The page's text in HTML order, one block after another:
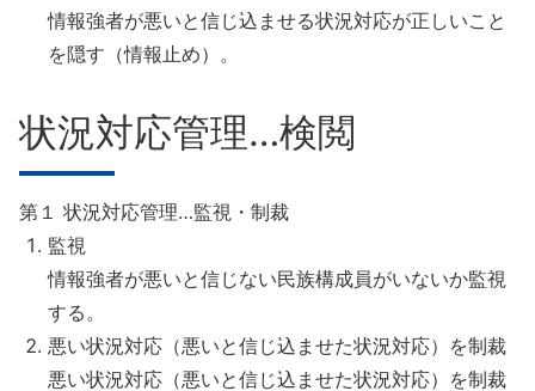
情報強者が悪いと信じ込ませる状況対応が正しいこと
を隠す（情報止め）。
状況対応管理…検閲
第１ 状況対応管理…監視・制裁
監視
情報強者が悪いと信じない民族構成員がいないか監視
する。
悪い状況対応（悪いと信じ込ませた状況対応）を制裁
悪い状況対応（悪いと信じ込ませた状況対応）を制裁